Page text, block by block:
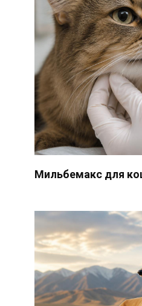
Мильбемакс для